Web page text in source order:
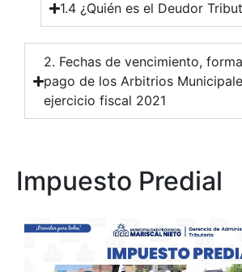
1.4 ¿Quién es el Deudor
2. Fechas de vencimiento,
pago de los Arbitrios
ejercicio fiscal 2021
Impuesto Predial